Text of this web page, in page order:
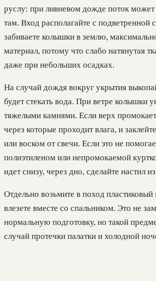
руслу: при ливневом дожде поток
там. Вход располагайте с подветренной
забиваете колышки в землю,
материал, потому что слабо натянутая
даже при небольших осадках.
На случай дождя вокруг укрытия
будет стекать вода. При ветре колышки
тяжелыми камнями. Если верх
через которые проходит влага, и
или воском от свечи. Если это не
полиэтиленом или непромокаемой
идет снизу, через дно, сделайте настил
Отдельно возьмите в поход
влезете вместе со спальником. Это не
нормальную подготовку, но такой
случай протечки палатки и холодной